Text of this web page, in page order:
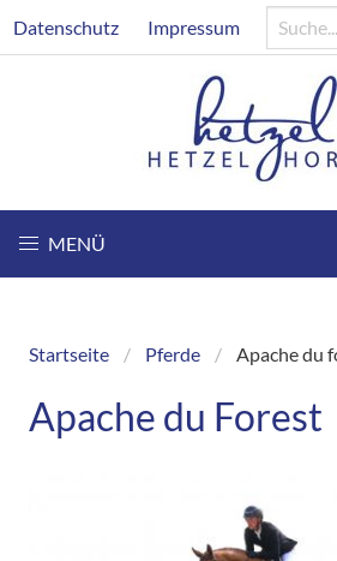
zum
Header
Datenschutz Impressum
MENÜ
Breadcrumb
Startseite Pferde Apache du
Apache du Forest